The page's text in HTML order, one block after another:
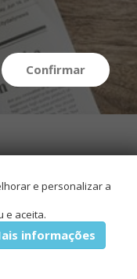
e personalizar a
e aceita.
informações
Confirmar